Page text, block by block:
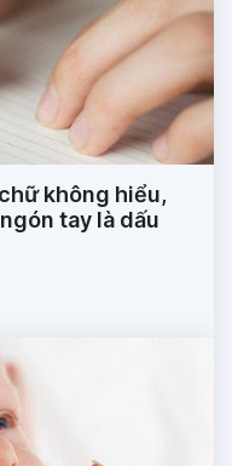
không hiểu,
tay là dấu